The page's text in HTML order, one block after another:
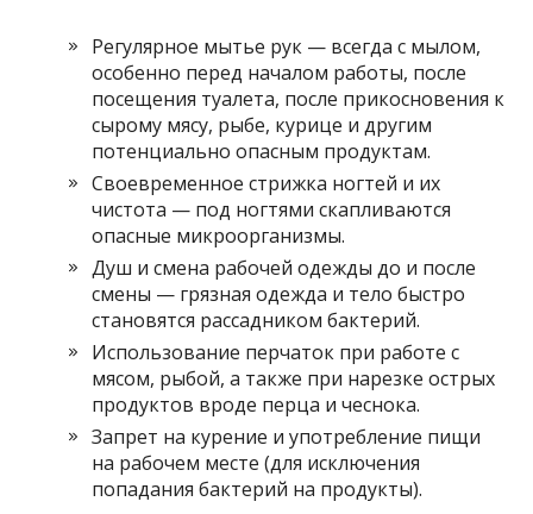
Регулярное мытье рук — всегда с мылом,
особенно перед началом работы, после
посещения туалета, после прикосновения к
сырому мясу, рыбе, курице и другим
потенциально опасным продуктам.
Своевременное стрижка ногтей и их
чистота — под ногтями скапливаются
опасные микроорганизмы.
Душ и смена рабочей одежды до и после
смены — грязная одежда и тело быстро
становятся рассадником бактерий.
Использование перчаток при работе с
мясом, рыбой, а также при нарезке острых
продуктов вроде перца и чеснока.
Запрет на курение и употребление пищи
на рабочем месте (для исключения
попадания бактерий на продукты).